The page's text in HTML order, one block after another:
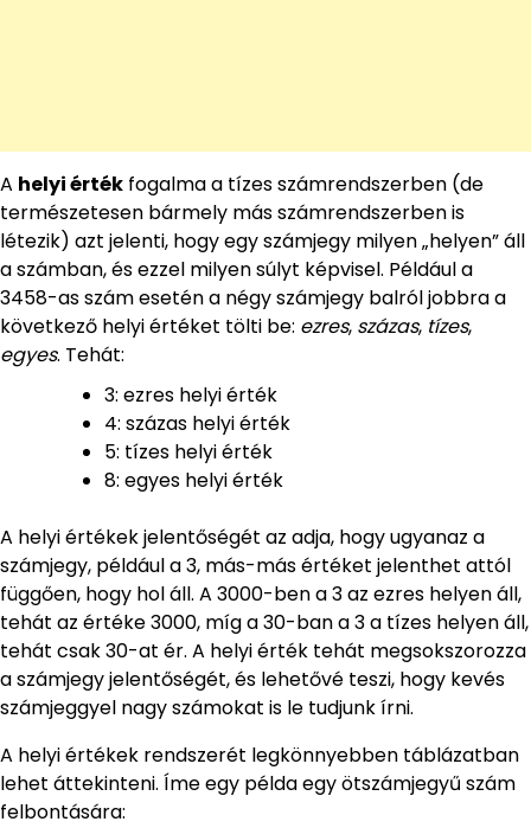
A helyi érték fogalma a tízes számrendszerben (de
természetesen bármely más számrendszerben is
létezik) azt jelenti, hogy egy számjegy milyen „helyen” áll
a számban, és ezzel milyen súlyt képvisel. Például a
3458-as szám esetén a négy számjegy balról jobbra a
következő helyi értéket tölti be: ezres, százas, tízes,
egyes. Tehát:
3: ezres helyi érték
4: százas helyi érték
5: tízes helyi érték
8: egyes helyi érték
A helyi értékek jelentőségét az adja, hogy ugyanaz a
számjegy, például a 3, más-más értéket jelenthet attól
függően, hogy hol áll. A 3000-ben a 3 az ezres helyen áll,
tehát az értéke 3000, míg a 30-ban a 3 a tízes helyen áll,
tehát csak 30-at ér. A helyi érték tehát megsokszorozza
a számjegy jelentőségét, és lehetővé teszi, hogy kevés
számjeggyel nagy számokat is le tudjunk írni.
A helyi értékek rendszerét legkönnyebben táblázatban
lehet áttekinteni. Íme egy példa egy ötszámjegyű szám
felbontására: